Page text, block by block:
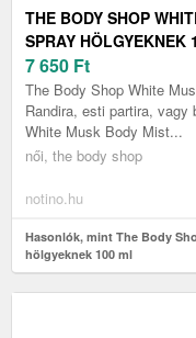
THE BODY SHOP
SPRAY HÖLGYEKNEK
7 650 Ft
The Body Shop White
Randira, esti partira,
White Musk Body Mist...
női, the body shop
notino.hu
Hasonlók, mint The Body
hölgyeknek 100 ml